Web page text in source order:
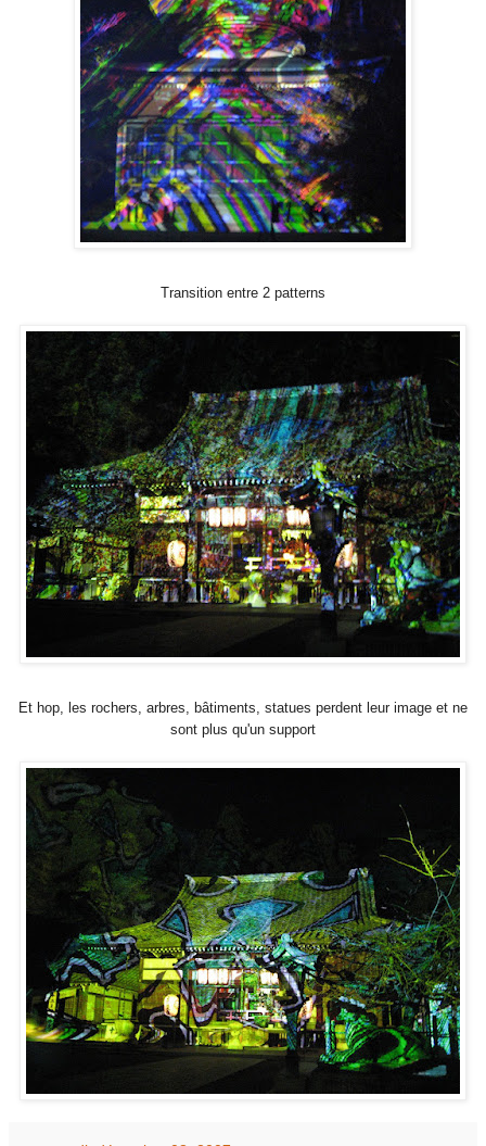
Transition entre 2 patterns
Et hop, les rochers, arbres, bâtiments, statues perdent leur image et ne
sont plus qu'un support